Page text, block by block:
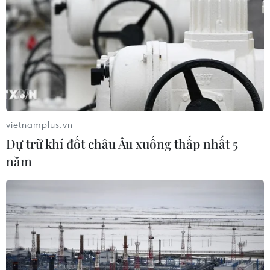
#mồ côi #bảo trợ
#tổn thương tâm lý
Theo dõi VietnamPlus
vietnamplus.vn
Dự trữ khí đốt châu Âu xuống thấp nhất 5
năm